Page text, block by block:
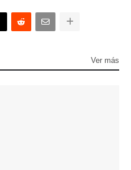
Ver más